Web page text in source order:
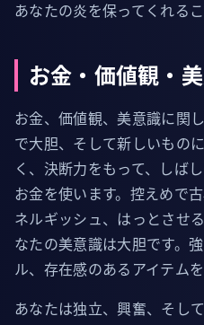
あなたの炎を保ってくれるこ
お金・価値観・
お金、価値観、美意識に関
で大胆、そして新しいもの
く、決断力をもって、しば
お金を使います。控えめで
ネルギッシュ、はっとさせ
なたの美意識は大胆です。
ル、存在感のあるアイテムを
あなたは独立、興奮、そし